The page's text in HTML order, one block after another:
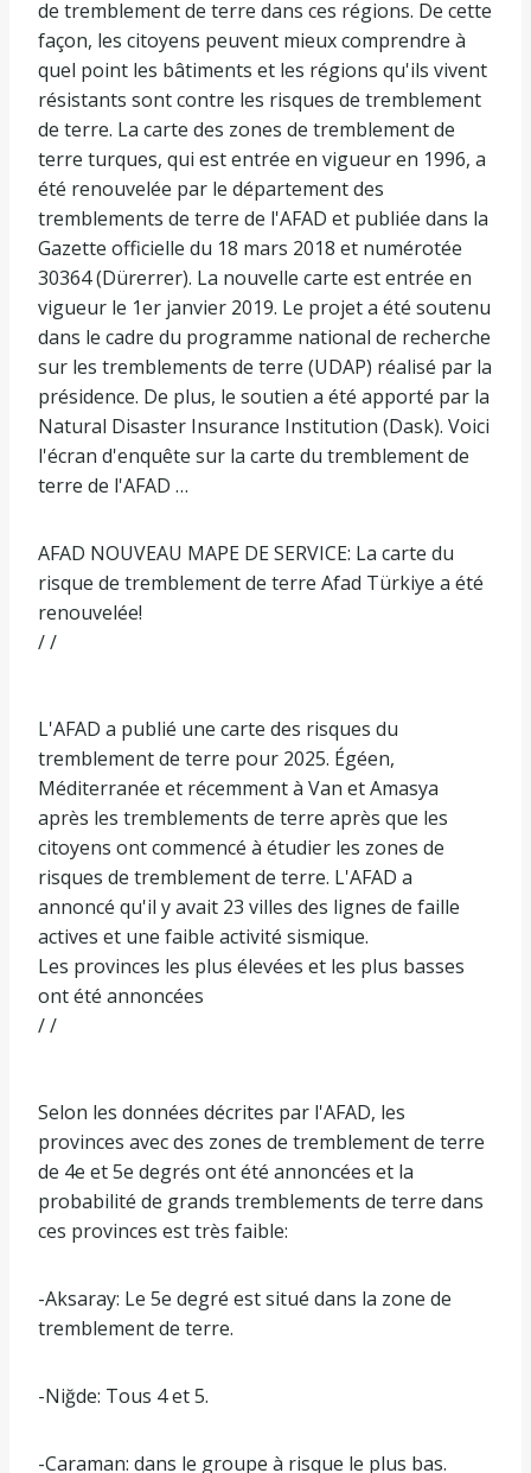
de tremblement de terre dans ces régions. De cette
façon, les citoyens peuvent mieux comprendre à
quel point les bâtiments et les régions qu'ils vivent
résistants sont contre les risques de tremblement
de terre. La carte des zones de tremblement de
terre turques, qui est entrée en vigueur en 1996, a
été renouvelée par le département des
tremblements de terre de l'AFAD et publiée dans la
Gazette officielle du 18 mars 2018 et numérotée
30364 (Dürerrer). La nouvelle carte est entrée en
vigueur le 1er janvier 2019. Le projet a été soutenu
dans le cadre du programme national de recherche
sur les tremblements de terre (UDAP) réalisé par la
présidence. De plus, le soutien a été apporté par la
Natural Disaster Insurance Institution (Dask). Voici
l'écran d'enquête sur la carte du tremblement de
terre de l'AFAD …
AFAD NOUVEAU MAPE DE SERVICE: La carte du
risque de tremblement de terre Afad Türkiye a été
renouvelée!
/ /
L'AFAD a publié une carte des risques du
tremblement de terre pour 2025. Égéen,
Méditerranée et récemment à Van et Amasya
après les tremblements de terre après que les
citoyens ont commencé à étudier les zones de
risques de tremblement de terre. L'AFAD a
annoncé qu'il y avait 23 villes des lignes de faille
actives et une faible activité sismique.
Les provinces les plus élevées et les plus basses
ont été annoncées
/ /
Selon les données décrites par l'AFAD, les
provinces avec des zones de tremblement de terre
de 4e et 5e degrés ont été annoncées et la
probabilité de grands tremblements de terre dans
ces provinces est très faible:
-Aksaray: Le 5e degré est situé dans la zone de
tremblement de terre.
-Niğde: Tous 4 et 5.
-Caraman: dans le groupe à risque le plus bas.